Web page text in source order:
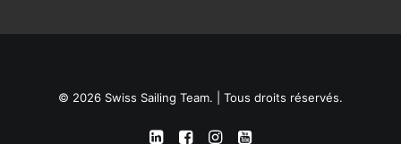
© 2026 Swiss Sailing Team. | Tous droits réservés.